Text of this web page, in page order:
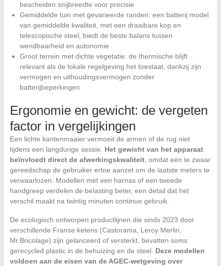
bescheiden snijbreedte voor precisie
Gemiddelde tuin met gevarieerde randen: een batterij model
van gemiddelde kwaliteit, met een draaibare kop en
telescopische steel, biedt de beste balans tussen
wendbaarheid en autonomie
Groot terrein met dichte vegetatie: de thermische blijft
relevant als de lokale regelgeving het toestaat, dankzij zijn
vermogen en uithoudingsvermogen zonder
batterijbeperkingen
Ergonomie en gewicht: de vergeten
factor in vergelijkingen
Een lichte kantenmaaier vermoeit de armen of de rug niet
tijdens een langdurige sessie. Het gewicht van het apparaat
beïnvloedt direct de afwerkingskwaliteit, omdat een te zwaar
gereedschap de gebruiker ertoe aanzet om de laatste meters te
verwaarlozen. Modellen met een harnas of een tweede
handgreep verdelen de belasting beter, een detail dat het
verschil maakt na twintig minuten continue gebruik.
De ecologisch ontworpen productlijnen die sinds 2023 door
verschillende Franse ketens (Castorama, Leroy Merlin,
Mr.Bricolage) zijn gelanceerd of versterkt, bevatten soms
gerecycled plastic in de behuizing en de steel. Deze modellen
voldoen aan de eisen van de AGEC-wetgeving over